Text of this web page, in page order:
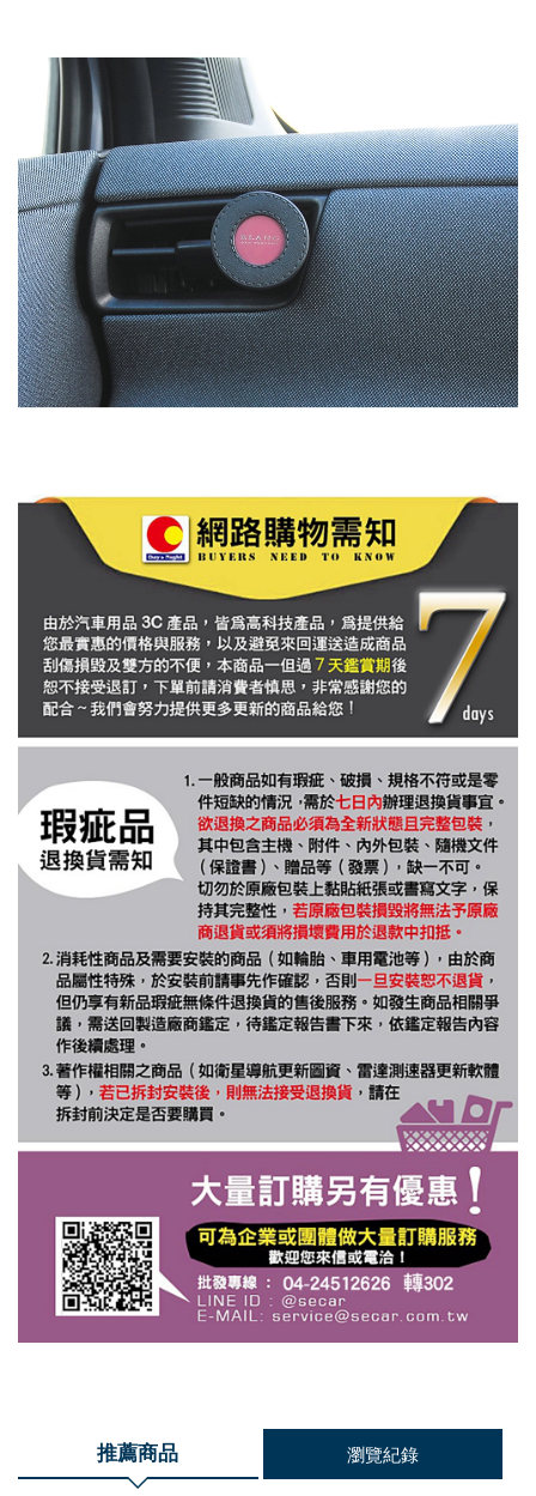
推薦商品 瀏覽紀錄